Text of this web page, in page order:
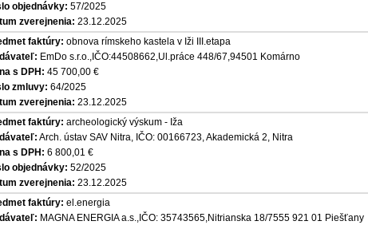
objednávky: 57/2025
zverejnenia: 23.12.2025
faktúry: obnova rímskeho kastela v Iži III.etapa
EmDo s.r.o.,IČO:44508662,Ul.práce 448/67,94501 Komárno
s DPH: 45 700,00 €
zmluvy: 64/2025
zverejnenia: 23.12.2025
faktúry: archeologický výskum - Iža
Arch. ústav SAV Nitra, IČO: 00166723, Akademická 2, Nitra
s DPH: 6 800,01 €
objednávky: 52/2025
zverejnenia: 23.12.2025
faktúry: el.energia
MAGNA ENERGIA a.s.,IČO: 35743565,Nitrianska 18/7555 921 01 Piešťany